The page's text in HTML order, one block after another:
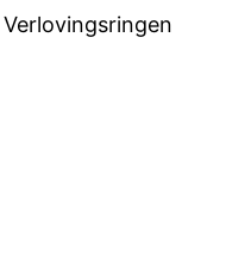
Verlovingsringen